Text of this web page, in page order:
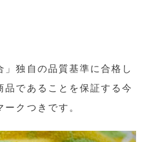
」独自の品質基準に合格し
品であることを保証する今
クつきです。